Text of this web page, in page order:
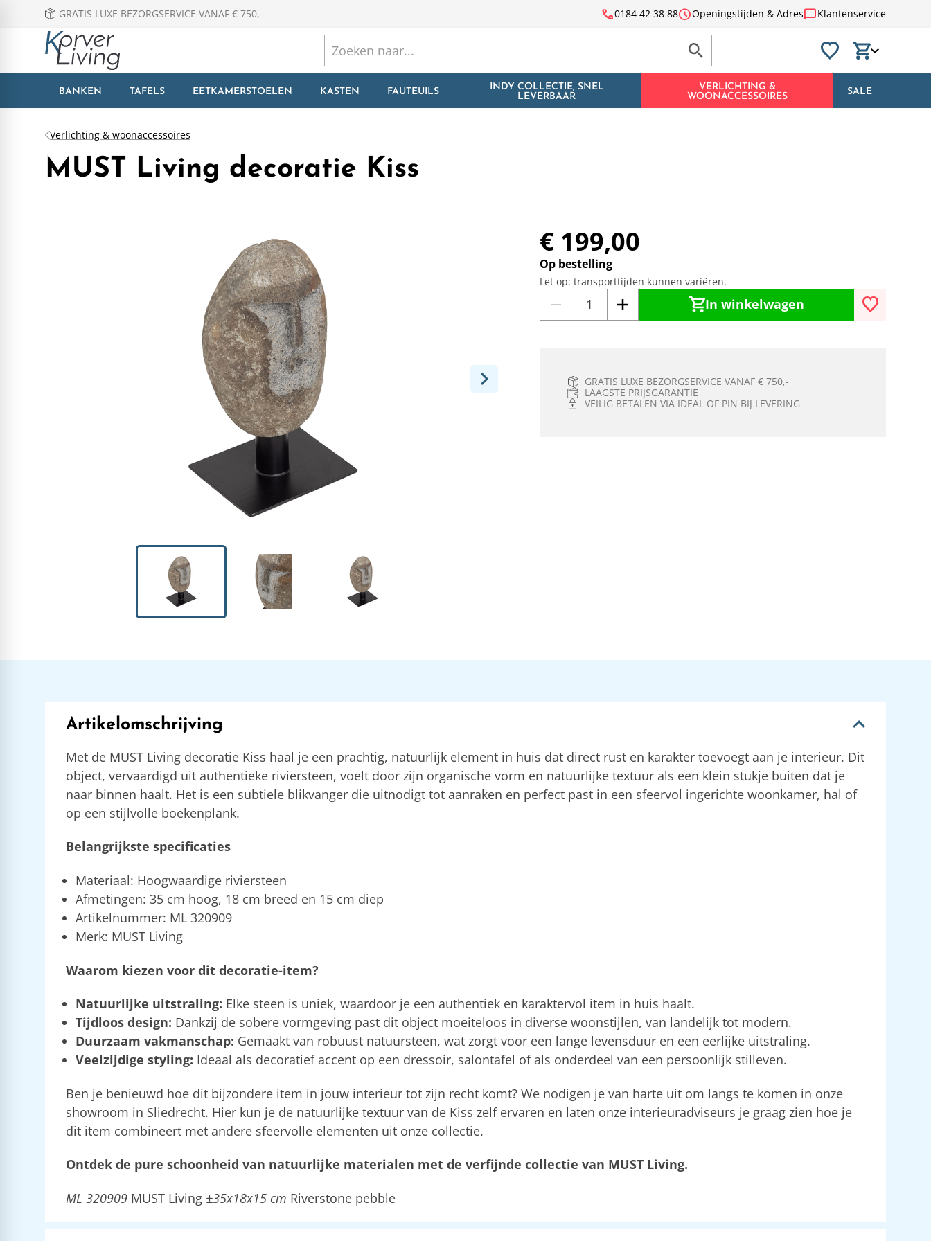
GRATIS LUXE BEZORGSERVICE VANAF € 750,- call0184 42 38 88scheduleOpeningstijden & Adreschat_bubbleKlantenservice
BANKEN TAFELS EETKAMERSTOELEN KASTEN FAUTEUILS
INDY COLLECTIE, SNEL
LEVERBAAR
VERLICHTING &
WOONACCESSOIRES
SALE
Verlichting & woonaccessoires
MUST Living decoratie Kiss
€ 199,00
Op bestelling
Let op: transporttijden kunnen variëren.
In winkelwagen
GRATIS LUXE BEZORGSERVICE VANAF € 750,-
LAAGSTE PRIJSGARANTIE
VEILIG BETALEN VIA IDEAL OF PIN BIJ LEVERING
Artikelomschrijving
Met de MUST Living decoratie Kiss haal je een prachtig, natuurlijk element in huis dat direct rust en karakter toevoegt aan je interieur. Dit
object, vervaardigd uit authentieke riviersteen, voelt door zijn organische vorm en natuurlijke textuur als een klein stukje buiten dat je
naar binnen haalt. Het is een subtiele blikvanger die uitnodigt tot aanraken en perfect past in een sfeervol ingerichte woonkamer, hal of
op een stijlvolle boekenplank.
Belangrijkste specificaties
Materiaal: Hoogwaardige riviersteen
Afmetingen: 35 cm hoog, 18 cm breed en 15 cm diep
Artikelnummer: ML 320909
Merk: MUST Living
Waarom kiezen voor dit decoratie-item?
Natuurlijke uitstraling: Elke steen is uniek, waardoor je een authentiek en karaktervol item in huis haalt.
Tijdloos design: Dankzij de sobere vormgeving past dit object moeiteloos in diverse woonstijlen, van landelijk tot modern.
Duurzaam vakmanschap: Gemaakt van robuust natuursteen, wat zorgt voor een lange levensduur en een eerlijke uitstraling.
Veelzijdige styling: Ideaal als decoratief accent op een dressoir, salontafel of als onderdeel van een persoonlijk stilleven.
Ben je benieuwd hoe dit bijzondere item in jouw interieur tot zijn recht komt? We nodigen je van harte uit om langs te komen in onze
showroom in Sliedrecht. Hier kun je de natuurlijke textuur van de Kiss zelf ervaren en laten onze interieuradviseurs je graag zien hoe je
dit item combineert met andere sfeervolle elementen uit onze collectie.
Ontdek de pure schoonheid van natuurlijke materialen met de verfijnde collectie van MUST Living.
ML 320909MUST Living±35x18x15 cm Riverstone pebble